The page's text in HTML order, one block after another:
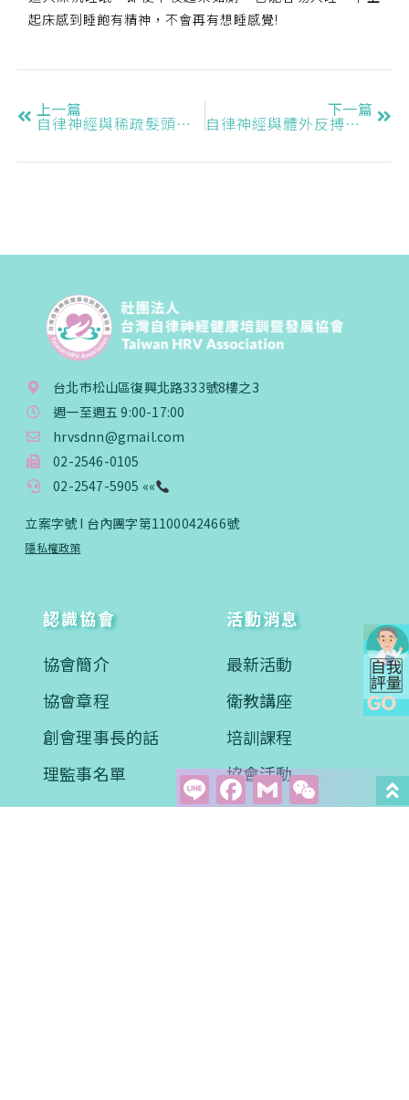
起床感到睡飽有精神，不會再有想睡感覺!
上一篇
自律神經與稀疏髮頭皮管理
下一篇
自律神經與體外反搏運動循環系統
台北市松山區復興北路333號8樓之3
週一至週五 9:00-17:00
hrvsdnn@gmail.com
02-2546-0105
02-2547-5905 ««
立案字號 I 台內團字第1100042466號
隱私權政策
認識協會
協會簡介
協會章程
創會理事長的話
理監事名單
活動消息
最新活動
衛教講座
培訓課程
協會活動
LineFacebook
Gmail